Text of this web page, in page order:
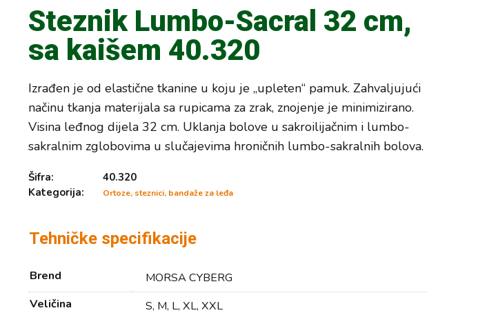
Steznik Lumbo-Sacral 32 cm,
sa kaišem 40.320
Izrađen je od elastične tkanine u koju je „upleten“ pamuk. Zahvaljujući
načinu tkanja materijala sa rupicama za zrak, znojenje je minimizirano.
Visina leđnog dijela 32 cm. Uklanja bolove u sakroilijačnim i lumbo-
sakralnim zglobovima u slučajevima hroničnih lumbo-sakralnih bolova.
Šifra:
40.320
Kategorija:
Ortoze, steznici, bandaže za leđa
Tehničke specifikacije
Brend
MORSA CYBERG
Veličina
S, M, L, XL, XXL